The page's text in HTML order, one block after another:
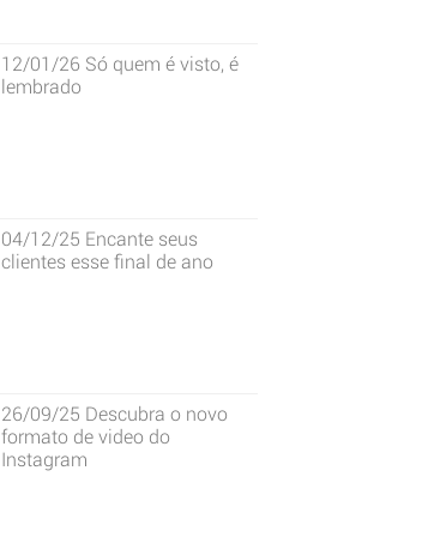
12/01/26 Só quem é visto, é
lembrado
04/12/25 Encante seus
clientes esse final de ano
26/09/25 Descubra o novo
formato de video do
Instagram